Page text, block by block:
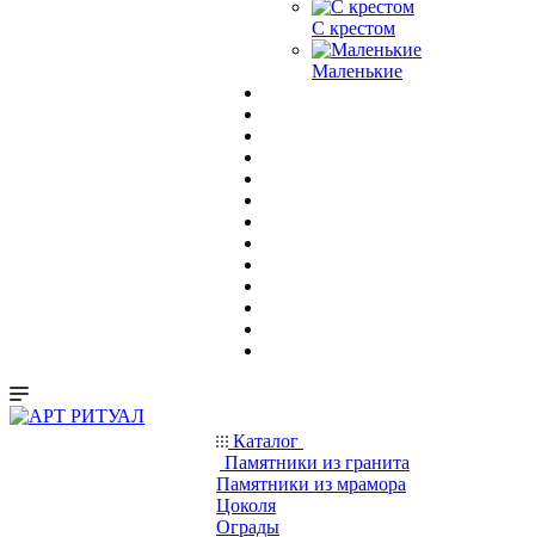
С крестом
Маленькие
Каталог
Памятники из гранита
Памятники из мрамора
Цоколя
Ограды